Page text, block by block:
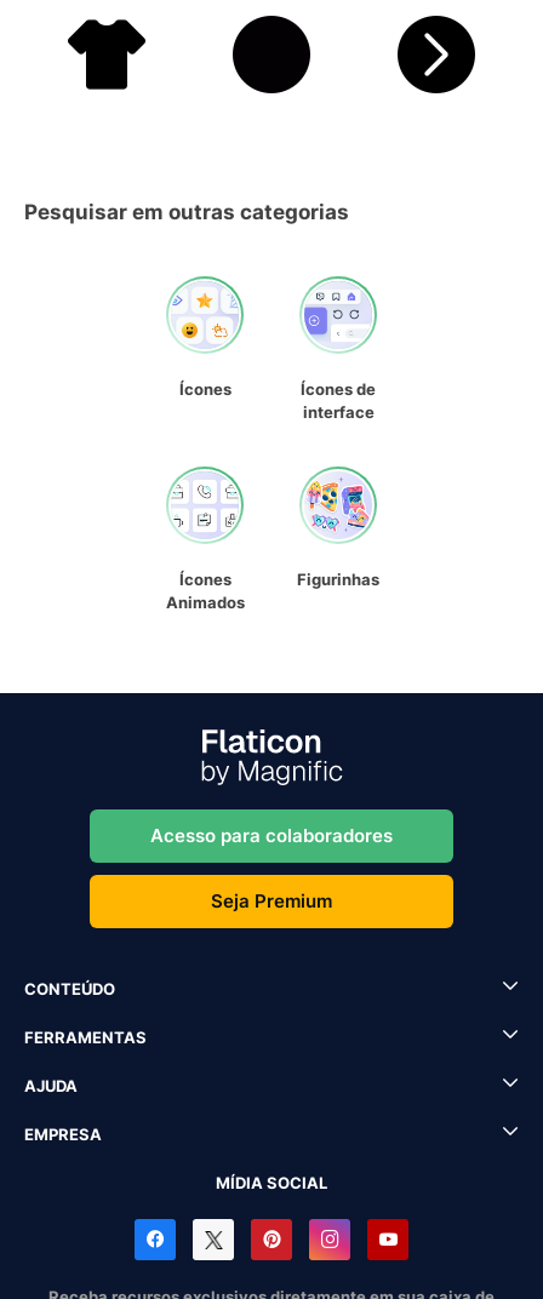
Pesquisar em outras categorias
Ícones
Ícones de
interface
Ícones
Animados
Figurinhas
Acesso para colaboradores
Seja Premium
CONTEÚDO
FERRAMENTAS
AJUDA
EMPRESA
MÍDIA SOCIAL